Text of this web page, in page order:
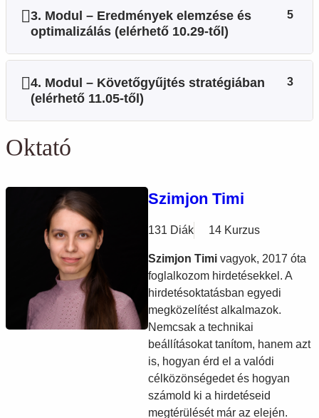
3. Modul – Eredmények elemzése és
optimalizálás (elérhető 10.29-től)
5
4. Modul – Követőgyűjtés stratégiában
(elérhető 11.05-től)
3
Oktató
Szimjon Timi
131 Diák 14 Kurzus
Szimjon Timi vagyok, 2017 óta
foglalkozom hirdetésekkel. A
hirdetésoktatásban egyedi
megközelítést alkalmazok.
Nemcsak a technikai
beállításokat tanítom, hanem azt
is, hogyan érd el a valódi
célközönségedet és hogyan
számold ki a hirdetéseid
megtérülését már az elején.